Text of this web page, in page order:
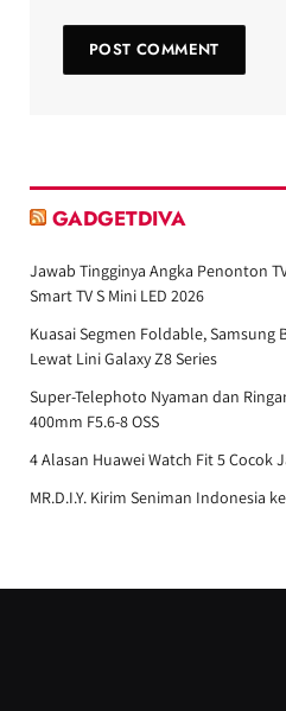
GADGETDIVA
Jawab Tingginya Angka Penonton
Smart TV S Mini LED 2026
Kuasai Segmen Foldable,
Lewat Lini Galaxy Z8 Series
Super-Telephoto Nyaman dan
400mm F5.6-8 OSS
4 Alasan Huawei Watch Fit 5 Cocok
MR.D.I.Y. Kirim Seniman Indonesia